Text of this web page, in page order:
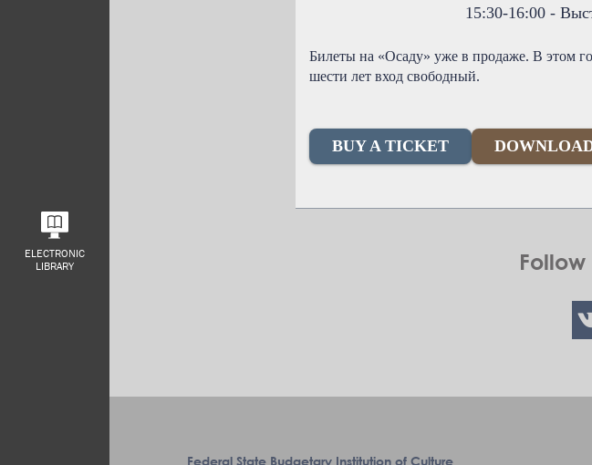
ELECTRONIC
LIBRARY
15:30-16:00 -
Билеты на «Осаду» уже в продаже. В этом
шести лет вход свободный.
BUY A TICKET
Federal State Budgetary Institution of Culture